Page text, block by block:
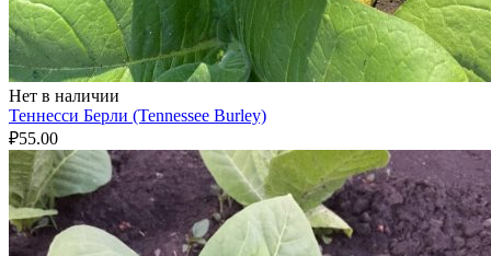
Нет в наличии
Теннесси Берли (Tennessee Burley)
₽55.00